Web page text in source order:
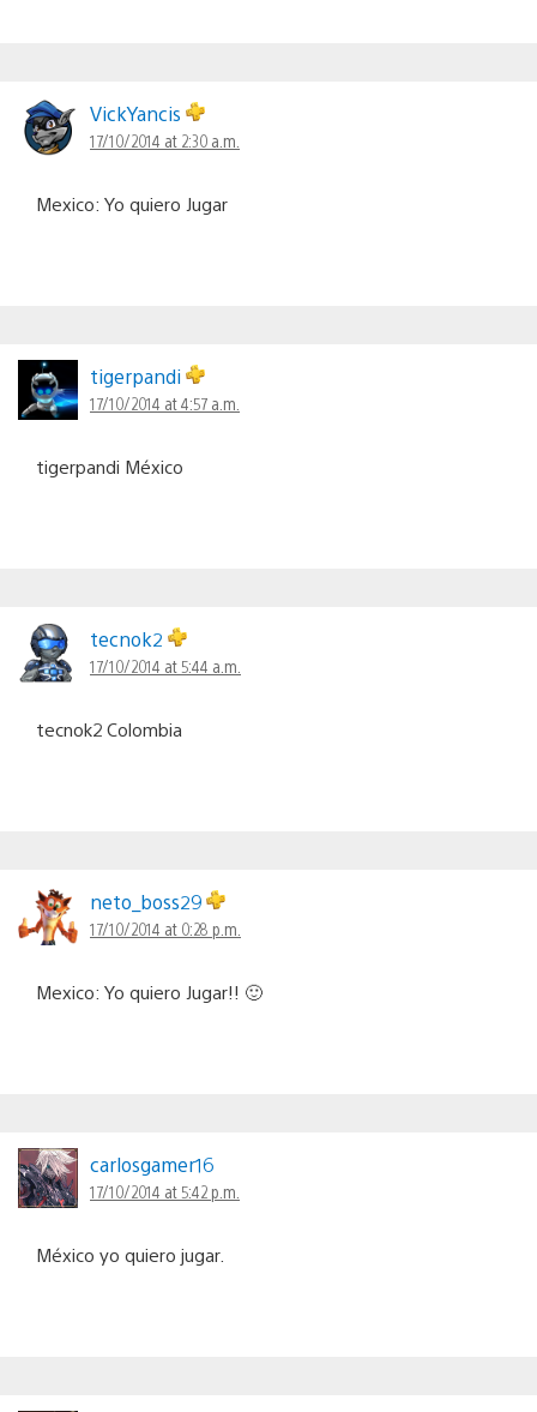
VickYancis
17/10/2014 at 2:30 a.m.
Mexico: Yo quiero Jugar
tigerpandi
17/10/2014 at 4:57 a.m.
tigerpandi México
tecnok2
17/10/2014 at 5:44 a.m.
tecnok2 Colombia
neto_boss29
17/10/2014 at 0:28 p.m.
Mexico: Yo quiero Jugar!! 🙂
carlosgamer16
17/10/2014 at 5:42 p.m.
México yo quiero jugar.